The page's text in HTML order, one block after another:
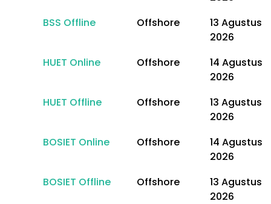
BSS Offline
Offshore
13 Agustus
2026
HUET Online
Offshore
14 Agustus
2026
HUET Offline
Offshore
13 Agustus
2026
BOSIET Online
Offshore
14 Agustus
2026
BOSIET Offline
Offshore
13 Agustus
2026